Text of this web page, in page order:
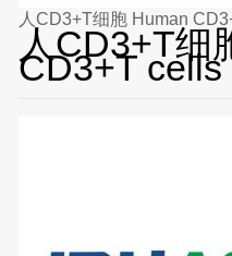
人CD3+T细胞 Human
人CD3+T细
CD3+T cells